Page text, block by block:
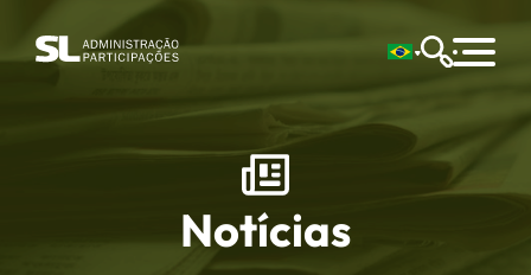
Notícias